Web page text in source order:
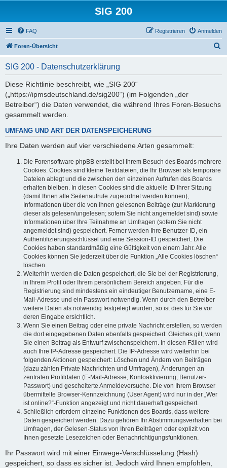
SIG 200
FAQ Anmelden
Registrieren
Foren-Übersicht
SIG 200 - Datenschutzerklärung
Diese Richtlinie beschreibt, wie „SIG 200“
(„https://ipmsdeutschland.de/sig200“) (im Folgenden „der
Betreiber“) die Daten verwendet, die während Ihres Foren-Besuchs
gesammelt werden.
UMFANG UND ART DER DATENSPEICHERUNG
Ihre Daten werden auf vier verschiedene Arten gesammelt:
Die Forensoftware phpBB erstellt bei Ihrem Besuch des Boards mehrere
Cookies. Cookies sind kleine Textdateien, die Ihr Browser als temporäre
Dateien ablegt und die zwischen den einzelnen Aufrufen des Boards
erhalten bleiben. In diesen Cookies sind die aktuelle ID Ihrer Sitzung
(damit Ihnen alle Seitenaufrufe zugeordnet werden können),
Informationen über die von Ihnen gelesenen Beiträge (zur Markierung
dieser als gelesen/ungelesen; sofern Sie nicht angemeldet sind) sowie
Informationen über Ihre Teilnahme an Umfragen (sofern Sie nicht
angemeldet sind) gespeichert. Ferner werden Ihre Benutzer-ID, ein
Authentifizierungsschlüssel und eine Session-ID gespeichert. Die
Cookies haben standardmäßig eine Gültigkeit von einem Jahr. Alle
Cookies können Sie jederzeit über die Funktion „Alle Cookies löschen“
löschen.
Weiterhin werden die Daten gespeichert, die Sie bei der Registrierung,
in Ihrem Profil oder Ihrem persönlichem Bereich angeben. Für die
Registrierung sind mindestens ein eindeutiger Benutzername, eine E-
Mail-Adresse und ein Passwort notwendig. Wenn durch den Betreiber
weitere Daten als notwendig festgelegt wurden, so ist dies für Sie vor
deren Eingabe ersichtlich.
Wenn Sie einen Beitrag oder eine private Nachricht erstellen, so werden
die dort eingegebenen Daten ebenfalls gespeichert. Gleiches gilt, wenn
Sie einen Beitrag als Entwurf zwischenspeichern. In diesen Fällen wird
auch Ihre IP-Adresse gespeichert. Die IP-Adresse wird weiterhin bei
folgenden Aktionen gespeichert: Löschen und Ändern von Beiträgen
(dazu zählen Private Nachrichten und Umfragen), Änderungen an
zentralen Profildaten (E-Mail-Adresse, Kontoaktivierung, Benutzer-
Passwort) und gescheiterte Anmeldeversuche. Die von Ihrem Browser
übermittelte Browser-Kennzeichnung (User Agent) wird nur in der „Wer
ist online?“-Funktion angezeigt und nicht dauerhaft gespeichert.
Schließlich erfordern einzelne Funktionen des Boards, dass weitere
Daten gespeichert werden. Dazu gehören Ihr Abstimmungsverhalten bei
Umfragen, der Gelesen-Status von Ihren Beiträgen oder explizit von
Ihnen gesetzte Lesezeichen oder Benachrichtigungsfunktionen.
Ihr Passwort wird mit einer Einwege-Verschlüsselung (Hash)
gespeichert, so dass es sicher ist. Jedoch wird Ihnen empfohlen,